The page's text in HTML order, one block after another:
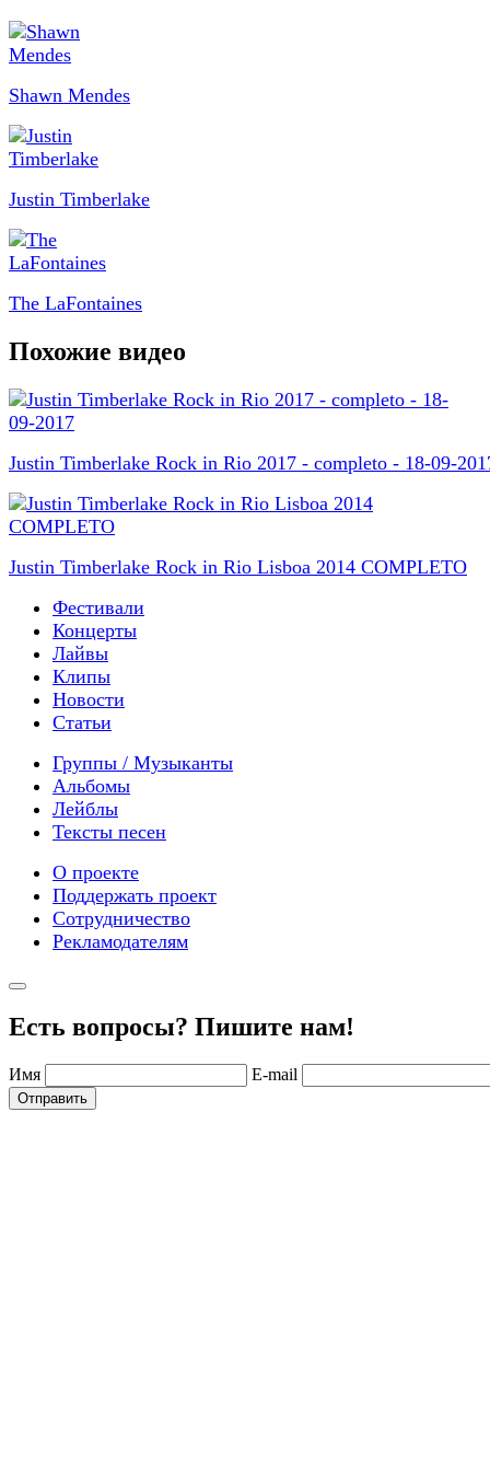
Shawn Mendes
Justin Timberlake
The LaFontaines
Похожие видео
Justin Timberlake Rock in Rio 2017 - completo - 18-09-
Justin Timberlake Rock in Rio Lisboa 2014 COMPLETO
Фестивали
Концерты
Лайвы
Клипы
Новости
Статьи
Группы / Музыканты
Альбомы
Лейблы
Тексты песен
О проекте
Поддержать проект
Сотрудничество
Рекламодателям
Есть вопросы? Пишите нам!
Имя E-mail